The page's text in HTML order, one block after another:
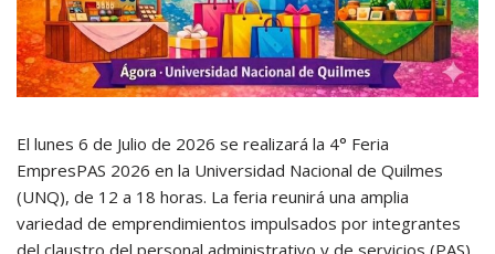
El lunes 6 de Julio de 2026 se realizará la 4° Feria
EmpresPAS 2026 en la Universidad Nacional de Quilmes
(UNQ), de 12 a 18 horas. La feria reunirá una amplia
variedad de emprendimientos impulsados por integrantes
del claustro del personal administrativo y de servicios (PAS)